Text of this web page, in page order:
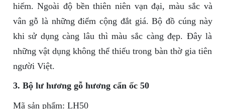
hiếm. Ngoài độ bền thiên niên vạn đại, màu sắc và
vân gỗ là những điểm cộng đắt giá. Bộ đồ cúng này
khi sử dụng càng lâu thì màu sắc càng đẹp. Đây là
những vật dụng không thể thiếu trong bàn thờ gia tiên
người Việt.
3. Bộ lư hương gỗ hương cẩn ốc 50
Mã sản phẩm: LH50